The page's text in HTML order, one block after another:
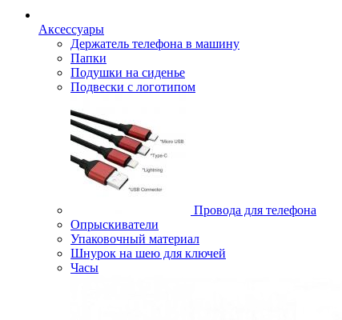
Аксессуары
Держатель телефона в машину
Папки
Подушки на сиденье
Подвески с логотипом
Провода для телефона
Опрыскиватели
Упаковочный материал
Шнурок на шею для ключей
Часы